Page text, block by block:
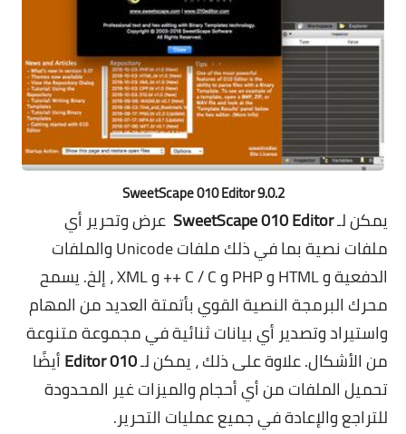
SweetScape 010 Editor 9.0.2
يمكن لـSweetScape 010 Editor عرض وتحرير أي
ملفات نصية بما في ذلك ملفات Unicode والملفات
الدفعية و HTML و PHP و C / C ++ و XML ، إلخ. يسمح
محرك البرمجة النصية القوي بأتمتة العديد من المهام
واستيراد وتصدير أي بيانات ثنائية في مجموعة متنوعة
من الأشكال. علاوة على ذلك ، يمكن لـ010 Editor
أيضًا
تحميل الملفات من أي أحجام والميزات غير المحدودة
للتراجع والإعادة في جميع عمليات التحرير.